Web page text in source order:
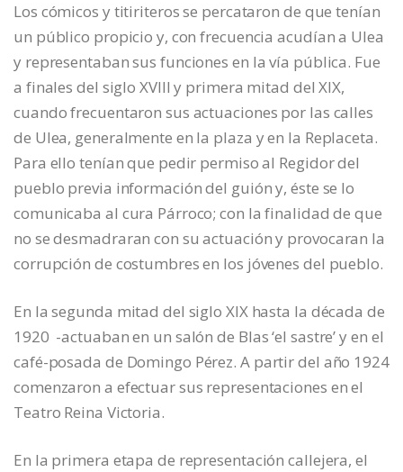
Los cómicos y titiriteros se percataron de que tenían
un público propicio y, con frecuencia acudían a Ulea
y representaban sus funciones en la vía pública. Fue
a finales del siglo XVIII y primera mitad del XIX,
cuando frecuentaron sus actuaciones por las calles
de Ulea, generalmente en la plaza y en la Replaceta.
Para ello tenían que pedir permiso al Regidor del
pueblo previa información del guión y, éste se lo
comunicaba al cura Párroco; con la finalidad de que
no se desmadraran con su actuación y provocaran la
corrupción de costumbres en los jóvenes del pueblo.
En la segunda mitad del siglo XIX hasta la década de
1920 -actuaban en un salón de Blas ‘el sastre’ y en el
café-posada de Domingo Pérez. A partir del año 1924
comenzaron a efectuar sus representaciones en el
Teatro Reina Victoria.
En la primera etapa de representación callejera, el